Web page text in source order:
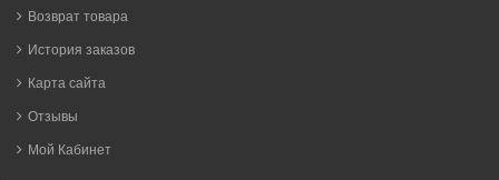
Возврат товара
История заказов
Карта сайта
Отзывы
Мой Кабинет